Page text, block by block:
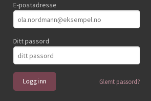
E-postadresse
Ditt passord
Glemt passord?